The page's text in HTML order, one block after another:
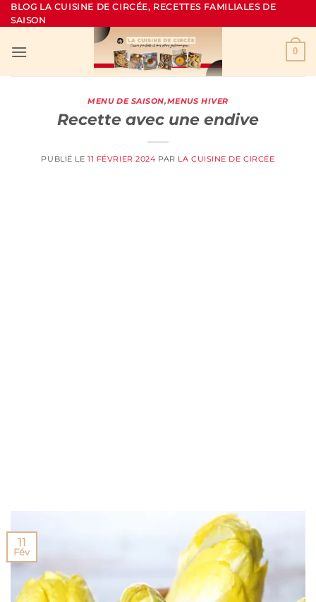
Passer
au
BLOG LA CUISINE DE CIRCÉE, RECETTES FAMILIALES DE
SAISON
0
MENU DE SAISON,MENUS HIVER
Recette avec une endive
PUBLIÉ LE11 FÉVRIER 2024 PAR LA CUISINE DE CIRCÉE
11
Fév